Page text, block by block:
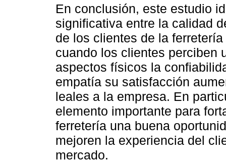
En conclusión, este estudio
significativa entre la calidad
de los clientes de la
cuando los clientes perciben
aspectos físicos la
empatía su satisfacción
leales a la empresa. En
elemento importante para
ferretería una buena
mejoren la experiencia del
mercado.